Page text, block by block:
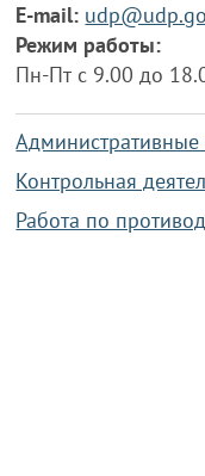
E-mail:
Режим работы:
Пн-Пт с 9.00 до
Контрольная
Работа по